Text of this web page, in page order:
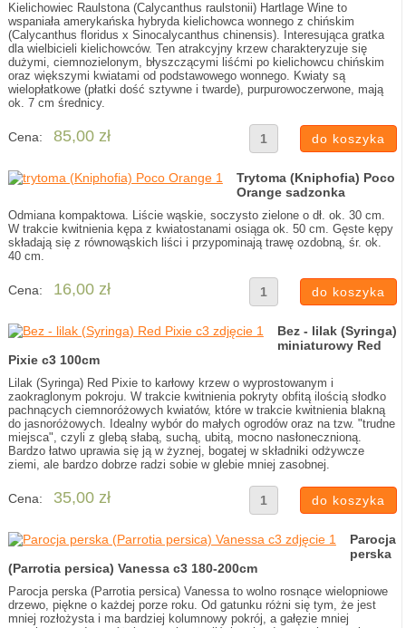
Kielichowiec Raulstona (Calycanthus raulstonii) Hartlage Wine to
wspaniała amerykańska hybryda kielichowca wonnego z chińskim
(Calycanthus floridus x Sinocalycanthus chinensis). Interesująca gratka
dla wielbicieli kielichowców. Ten atrakcyjny krzew charakteryzuje się
dużymi, ciemnozielonym, błyszczącymi liśćmi po kielichowcu chińskim
oraz większymi kwiatami od podstawowego wonnego. Kwiaty są
wielopłatkowe (płatki dość sztywne i twarde), purpurowoczerwone, mają
ok. 7 cm średnicy.
Cena: 85,00 zł
Trytoma (Kniphofia) Poco
Orange sadzonka
Odmiana kompaktowa. Liście wąskie, soczysto zielone o dł. ok. 30 cm.
W trakcie kwitnienia kępa z kwiatostanami osiąga ok. 50 cm. Gęste kępy
składają się z równowąskich liści i przypominają trawę ozdobną, śr. ok.
40 cm.
Cena: 16,00 zł
Bez - lilak (Syringa)
miniaturowy Red
Pixie c3 100cm
Lilak (Syringa) Red Pixie to karłowy krzew o wyprostowanym i
zaokraglonym pokroju. W trakcie kwitnienia pokryty obfitą ilością słodko
pachnących ciemnoróżowych kwiatów, które w trakcie kwitnienia blakną
do jasnoróżowych. Idealny wybór do małych ogrodów oraz na tzw. "trudne
miejsca", czyli z glebą słabą, suchą, ubitą, mocno nasłonecznioną.
Bardzo łatwo uprawia się ją w żyznej, bogatej w składniki odżywcze
ziemi, ale bardzo dobrze radzi sobie w glebie mniej zasobnej.
Cena: 35,00 zł
Parocja
perska
(Parrotia persica) Vanessa c3 180-200cm
Parocja perska (Parrotia persica) Vanessa to wolno rosnące wielopniowe
drzewo, piękne o każdej porze roku. Od gatunku różni się tym, że jest
mniej rozłożysta i ma bardziej kolumnowy pokrój, a gałęzie mniej